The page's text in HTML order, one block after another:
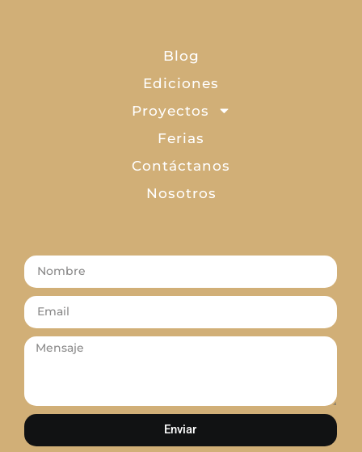
Blog
Ediciones
Proyectos
Ferias
Contáctanos
Nosotros
Enviar